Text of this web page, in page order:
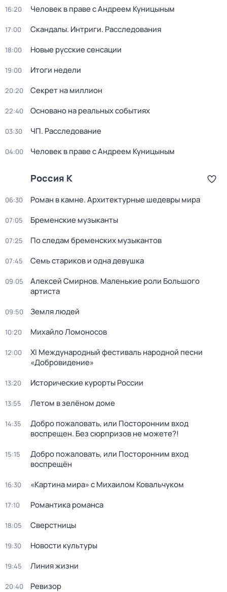
16:20 Человек в праве с Андреем Куницыным
17:00 Скандалы. Интриги. Расследования
18:00 Новые русские сенсации
19:00 Итоги недели
20:20 Секрет на миллион
22:40 Основано на реальных событиях
03:30 ЧП. Расследование
04:00 Человек в праве с Андреем Куницыным
Россия К
06:30 Роман в камне. Архитектурные шедевры мира
07:05 Бременские музыканты
07:25 По следам бременских музыкантов
07:45 Семь стариков и одна девушка
09:05
Алексей Смирнов. Маленькие роли Большого
артиста
09:50 Земля людей
10:20 Михайло Ломоносов
12:00
XI Международный фестиваль народной песни
«Добровидение»
13:20 Исторические курорты России
13:55 Летом в зелёном доме
14:35
Добро пожаловать, или Посторонним вход
воспрещен. Без сюрпризов не можете?!
15:15
Добро пожаловать, или Посторонним вход
воспрещён
16:30 «Картина мира» с Михаилом Ковальчуком
17:10 Романтика романса
18:05 Сверстницы
19:30 Новости культуры
19:45 Линия жизни
20:40 Ревизор